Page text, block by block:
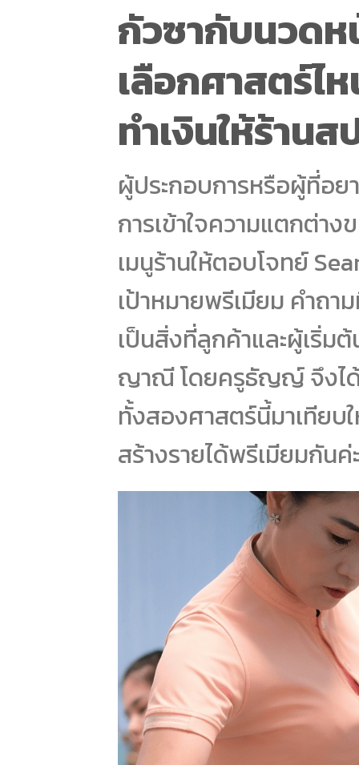
กัวซากับนวดห
เลือกศาสตร์ไ
ทำเงินให้ร้านส
ผู้ประกอบการหรือผู้ที่อย
การเข้าใจความแตกต่า
เมนูร้านให้ตอบโจทย์
เป้าหมายพรีเมียม คำถา
เป็นสิ่งที่ลูกค้าและผู้เริ่
ญาณี โดยครูธัญญ์ จึงได้
ทั้งสองศาสตร์นี้มาเทียบ
สร้างรายได้พรีเมียมกันค่ะ